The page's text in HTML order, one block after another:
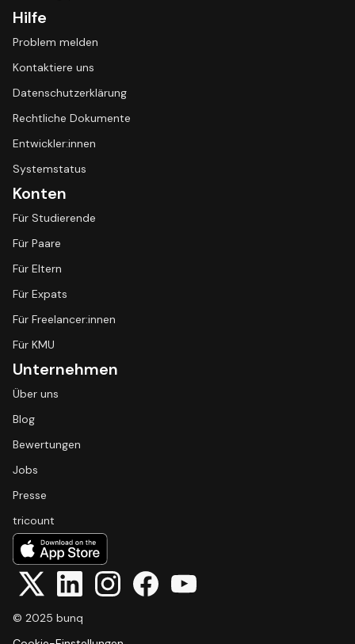
Hilfe
Problem melden
Kontaktiere uns
Datenschutzerklärung
Rechtliche Dokumente
Entwickler:innen
Systemstatus
Konten
Für Studierende
Für Paare
Für Eltern
Für Expats
Für Freelancer:innen
Für KMU
Unternehmen
Über uns
Blog
Bewertungen
Jobs
Presse
tricount
© 2025 bunq